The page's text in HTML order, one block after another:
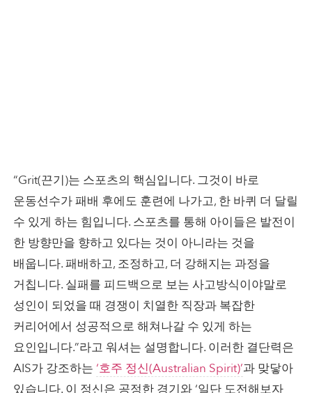
“Grit(끈기)는 스포츠의 핵심입니다. 그것이 바로
운동선수가 패배 후에도 훈련에 나가고, 한 바퀴 더 달릴
수 있게 하는 힘입니다. 스포츠를 통해 아이들은 발전이
한 방향만을 향하고 있다는 것이 아니라는 것을
배웁니다. 패배하고, 조정하고, 더 강해지는 과정을
거칩니다. 실패를 피드백으로 보는 사고방식이야말로
성인이 되었을 때 경쟁이 치열한 직장과 복잡한
커리어에서 성공적으로 해쳐나갈 수 있게 하는
요인입니다.”라고 워셔는 설명합니다. 이러한 결단력은
AIS가 강조하는‘호주 정신(Australian Spirit)’과 맞닿아
있습니다. 이 정신은 공정한 경기와 ‘일단 도전해보자